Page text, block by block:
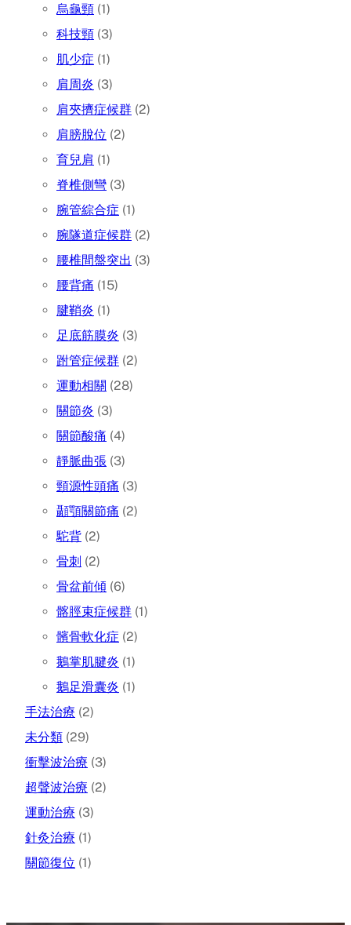
烏龜頸 (1)
科技頸 (3)
肌少症 (1)
肩周炎 (3)
肩夾擠症候群 (2)
肩膀脫位 (2)
育兒肩 (1)
脊椎側彎 (3)
腕管綜合症 (1)
腕隧道症候群 (2)
腰椎間盤突出 (3)
腰背痛 (15)
腱鞘炎 (1)
足底筋膜炎 (3)
跗管症候群 (2)
運動相關 (28)
關節炎 (3)
關節酸痛 (4)
靜脈曲張 (3)
頸源性頭痛 (3)
顳顎關節痛 (2)
駝背 (2)
骨刺 (2)
骨盆前傾 (6)
髂脛束症候群 (1)
髕骨軟化症 (2)
鵝掌肌腱炎 (1)
鵝足滑囊炎 (1)
手法治療 (2)
未分類 (29)
衝擊波治療 (3)
超聲波治療 (2)
運動治療 (3)
針灸治療 (1)
關節復位 (1)